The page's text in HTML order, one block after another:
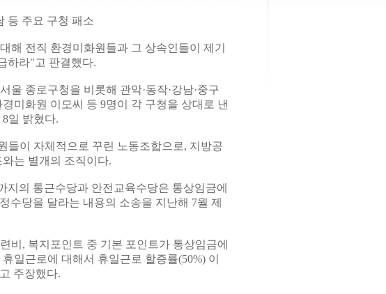
등 주요 구청 패소
해 전직 환경미화원들과 그 상속인들이 제기
하라"고 판결했다.
울 종로구청을 비롯해 관악·동작·강남·중구
미화원 이모씨 등 9명이 각 구청을 상대로 낸
일 밝혔다.
들이 자체적으로 꾸린 노동조합으로, 지방공
는 별개의 조직이다.
지의 통근수당과 안전교육수당은 통상임금에
수당을 달라는 내용의 소송을 지난해 7월 제
비, 복지포인트 중 기본 포인트가 통상임금에
일근로에 대해서 휴일근로 할증률(50%) 이
주장했다.